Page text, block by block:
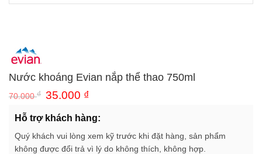
Nước khoáng Evian nắp thể thao 750ml
70.000₫ 35.000 ₫
Hỗ trợ khách hàng:
Quý khách vui lòng xem kỹ trước khi đặt hàng, sản phẩm
không được đổi trả vì lý do không thích, không hợp.